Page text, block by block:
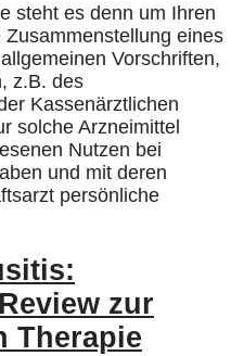
steht es denn um Ihren
eines
Vorschriften,
z.B. des
Kassenärztlichen
solche Arzneimittel
Nutzen bei
und mit deren
persönliche
zur
Therapie